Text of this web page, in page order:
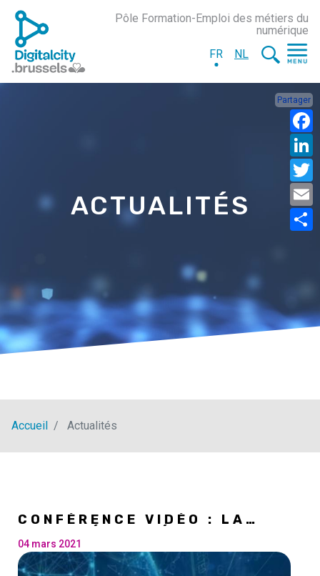
Pôle Formation-Emploi des métiers du
numérique
FR
NL
ACTUALITÉS
Accueil Actualités
CONFÉRENCE VIDÉO : LA
04 mars 2021
Partager